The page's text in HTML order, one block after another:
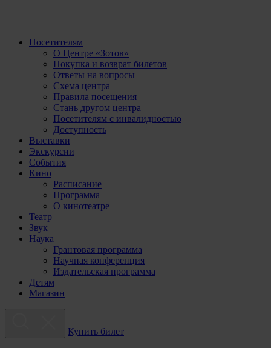
Посетителям
О Центре «Зотов»
Покупка и возврат билетов
Ответы на вопросы
Схема центра
Правила посещения
Стань другом центра
Посетителям с инвалидностью
Доступность
Выставки
Экскурсии
События
Кино
Расписание
Программа
О кинотеатре
Театр
Звук
Наука
Грантовая программа
Научная конференция
Издательская программа
Детям
Магазин
Купить билет